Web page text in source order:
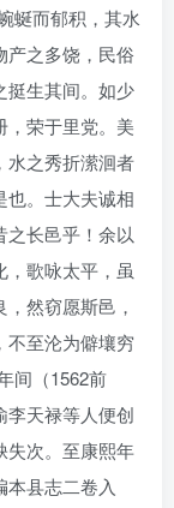
蜒而郁积，其水
产之多饶，民俗
挺生其间。如少
，荣于里党。美
水之秀折潆洄者
也。士大夫诚相
长邑乎！余以
歌咏太平，虽
然窃愿斯邑，
不至沦为僻壤穷
间（1562前
李天禄等人便创
失次。至康熙年
县志二卷入